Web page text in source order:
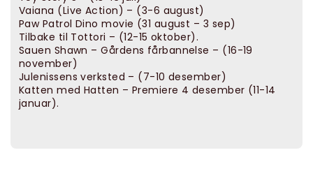
Vaiana (Live Action) – (3-6 august)
Paw Patrol Dino movie (31 august – 3 sep)
Tilbake til Tottori – (12-15 oktober).
Sauen Shawn – Gårdens fårbannelse – (16-19
november)
Julenissens verksted – (7-10 desember)
Katten med Hatten – Premiere 4 desember (11-14
januar).